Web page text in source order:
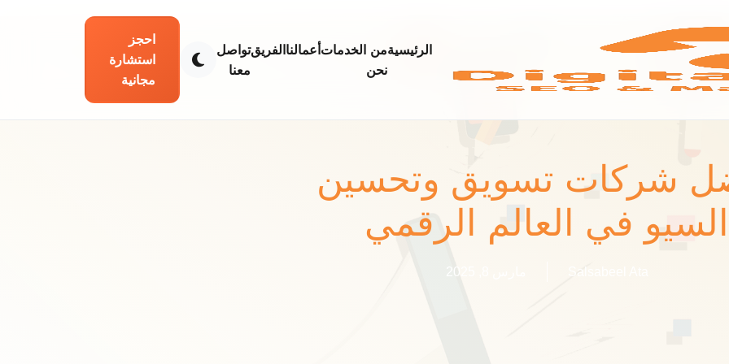
الرئيسيةمن
نحن
الخدمات أعمالنا الفريقتواصل
معنا
احجز
استشارة
مجانية
شركات تسويق وتحسين
السيو في العالم الرقمي
Salsabeel Ata